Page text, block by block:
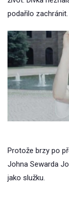
podařilo zachránit.
Protože brzy po
Johna Sewarda
jako služku.